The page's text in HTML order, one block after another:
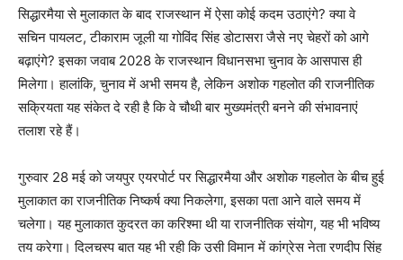
सिद्धारमैया से मुलाकात के बाद राजस्थान में ऐसा कोई कदम उठाएंगे? क्या वे
सचिन पायलट, टीकाराम जूली या गोविंद सिंह डोटासरा जैसे नए चेहरों को आगे
बढ़ाएंगे? इसका जवाब 2028 के राजस्थान विधानसभा चुनाव के आसपास ही
मिलेगा। हालांकि, चुनाव में अभी समय है, लेकिन अशोक गहलोत की राजनीतिक
सक्रियता यह संकेत दे रही है कि वे चौथी बार मुख्यमंत्री बनने की संभावनाएं
तलाश रहे हैं।
गुरुवार 28 मई को जयपुर एयरपोर्ट पर सिद्धारमैया और अशोक गहलोत के बीच हुई
मुलाकात का राजनीतिक निष्कर्ष क्या निकलेगा, इसका पता आने वाले समय में
चलेगा। यह मुलाकात कुदरत का करिश्मा थी या राजनीतिक संयोग, यह भी भविष्य
तय करेगा। दिलचस्प बात यह भी रही कि उसी विमान में कांग्रेस नेता रणदीप सिंह